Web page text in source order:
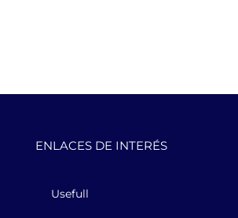
ENLACES DE INTERÉS
Usefull